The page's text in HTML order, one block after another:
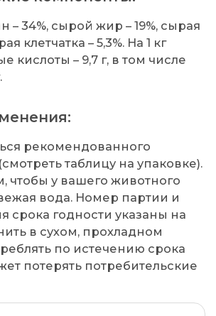
– 34%, сырой жир – 19%, сырая
клетчатка – 5,3%. На 1 кг
кислоты – 9,7 г, в том числе
рекомендованного
таблицу на упаковке).
чтобы у вашего животного
вода. Номер партии и
срока годности указаны на
в сухом, прохладном
по истечению срока
потерять потребительские